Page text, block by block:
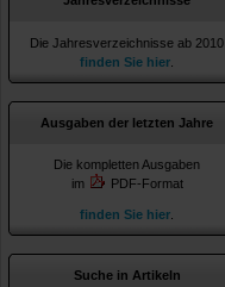
Die Jahresverzeichnisse ab 2010
finden Sie hier
Ausgaben der letzten Jahre
Die kompletten Ausgaben
im
PDF-Format
finden Sie hier
Suche in Artikeln